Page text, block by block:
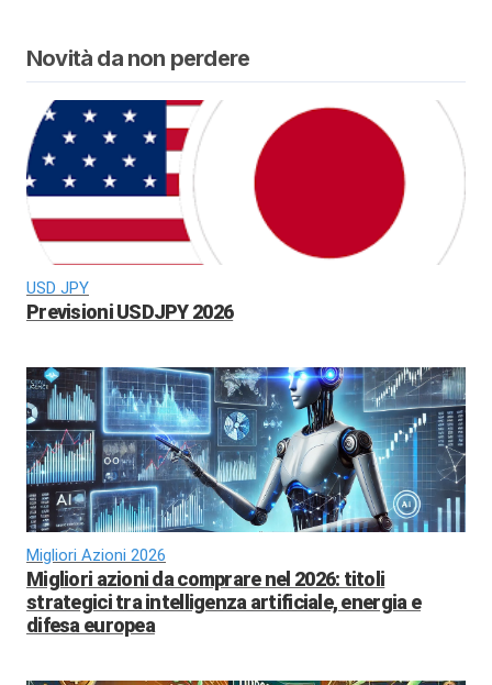
Novità da non perdere
USD JPY
Previsioni USDJPY 2026
Migliori Azioni 2026
Migliori azioni da comprare nel 2026: titoli
strategici tra intelligenza artificiale, energia e
difesa europea